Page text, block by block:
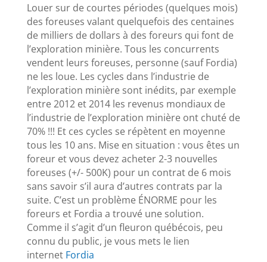
Louer sur de courtes périodes (quelques mois)
des foreuses valant quelquefois des centaines
de milliers de dollars à des foreurs qui font de
l’exploration minière. Tous les concurrents
vendent leurs foreuses, personne (sauf Fordia)
ne les loue. Les cycles dans l’industrie de
l’exploration minière sont inédits, par exemple
entre 2012 et 2014 les revenus mondiaux de
l’industrie de l’exploration minière ont chuté de
70% !!! Et ces cycles se répètent en moyenne
tous les 10 ans. Mise en situation : vous êtes un
foreur et vous devez acheter 2-3 nouvelles
foreuses (+/- 500K) pour un contrat de 6 mois
sans savoir s’il aura d’autres contrats par la
suite. C’est un problème ÉNORME pour les
foreurs et Fordia a trouvé une solution.
Comme il s’agit d’un fleuron québécois, peu
connu du public, je vous mets le lien
internet Fordia